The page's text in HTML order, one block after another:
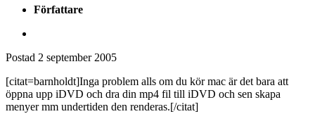
Författare
Postad 2 september 2005
[citat=barnholdt]Inga problem alls om du kör mac är det bara att
öppna upp iDVD och dra din mp4 fil till iDVD och sen skapa
menyer mm undertiden den renderas.[/citat]